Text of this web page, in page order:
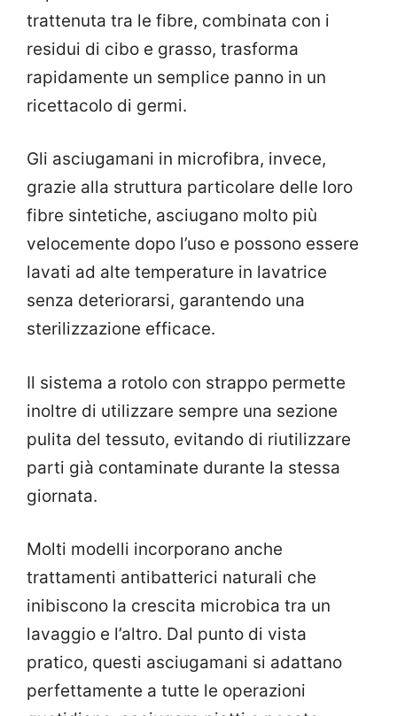
trattenuta tra le fibre, combinata con i
residui di cibo e grasso, trasforma
rapidamente un semplice panno in un
ricettacolo di germi.
Gli asciugamani in microfibra, invece,
grazie alla struttura particolare delle loro
fibre sintetiche, asciugano molto più
velocemente dopo l’uso e possono essere
lavati ad alte temperature in lavatrice
senza deteriorarsi, garantendo una
sterilizzazione efficace.
Il sistema a rotolo con strappo permette
inoltre di utilizzare sempre una sezione
pulita del tessuto, evitando di riutilizzare
parti già contaminate durante la stessa
giornata.
Molti modelli incorporano anche
trattamenti antibatterici naturali che
inibiscono la crescita microbica tra un
lavaggio e l’altro. Dal punto di vista
pratico, questi asciugamani si adattano
perfettamente a tutte le operazioni